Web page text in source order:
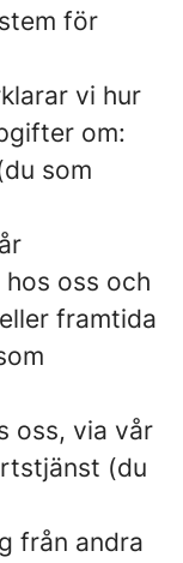
för
vi hur
om:
som
oss och
framtida
oss, via vår
(du
från andra